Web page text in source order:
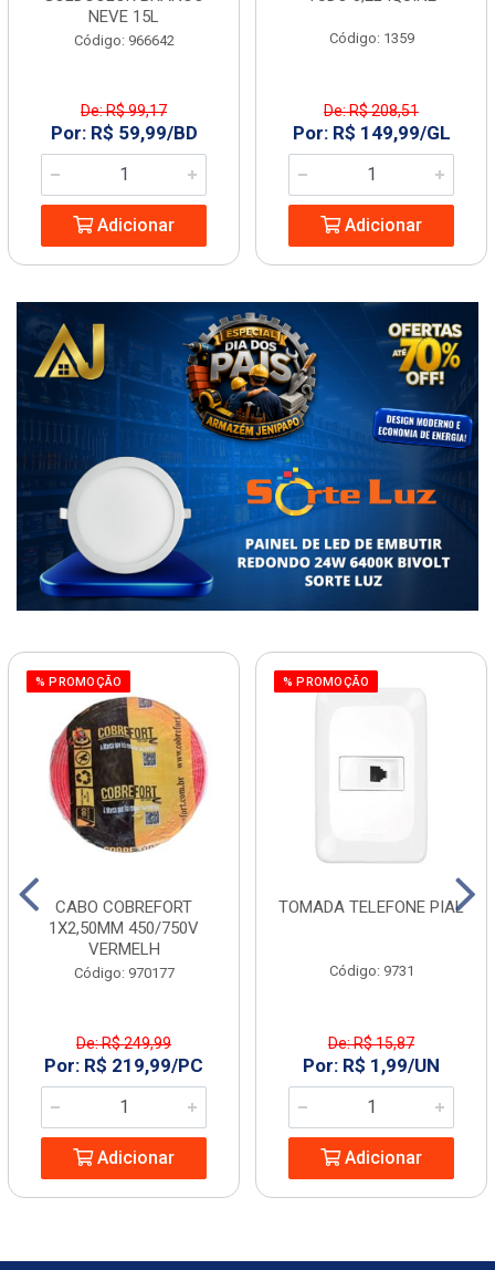
NEVE 15L
Código: 966642
De: R$ 99,17
Por: R$ 59,99/BD
Adicionar
Código: 1359
De: R$ 208,51
Por: R$ 149,99/GL
Adicionar
% PROMOÇÃO
CABO COBREFORT
1X2,50MM 450/750V
VERMELH
Código: 970177
De: R$ 249,99
Por: R$ 219,99/PC
Adicionar
% PROMOÇÃO
TOMADA TELEFONE PIAL
Código: 9731
De: R$ 15,87
Por: R$ 1,99/UN
Adicionar